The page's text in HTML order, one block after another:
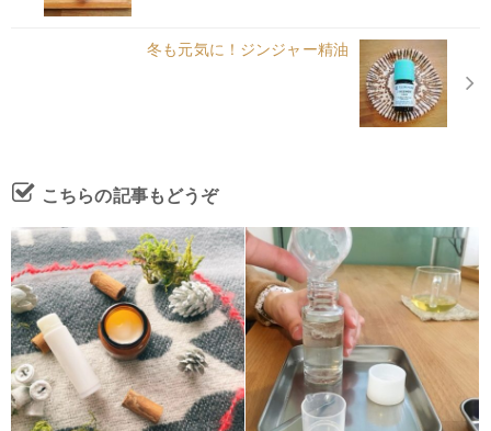
冬も元気に！ジンジャー精油
こちらの記事もどうぞ